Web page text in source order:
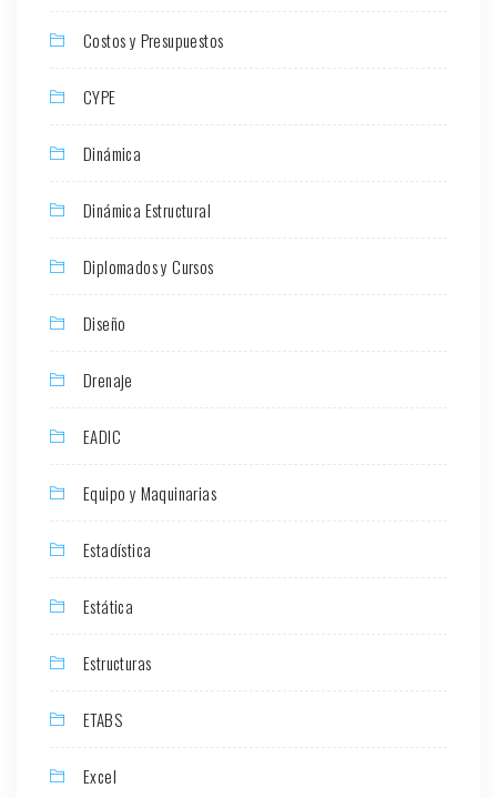
Costos y Presupuestos
CYPE
Dinámica
Dinámica Estructural
Diplomados y Cursos
Diseño
Drenaje
EADIC
Equipo y Maquinarias
Estadística
Estática
Estructuras
ETABS
Excel